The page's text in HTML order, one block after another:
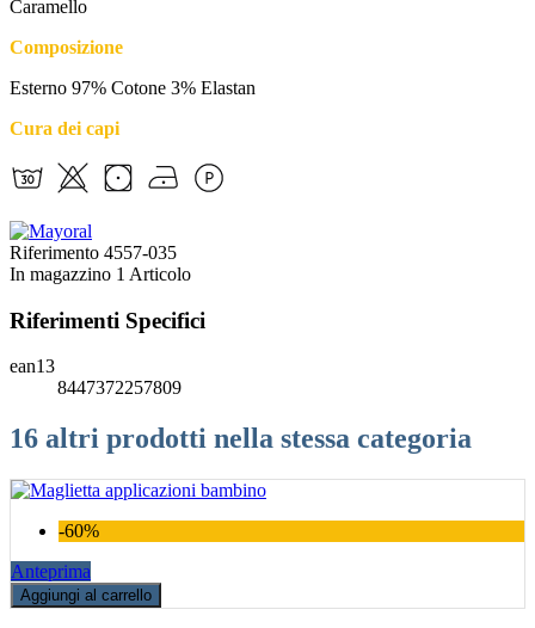
Caramello
Composizione
Esterno 97% Cotone 3% Elastan
Cura dei capi
Riferimento 4557-035
In magazzino 1 Articolo
Riferimenti Specifici
ean13
8447372257809
16 altri prodotti nella stessa categoria
-60%
Anteprima
Aggiungi al carrello